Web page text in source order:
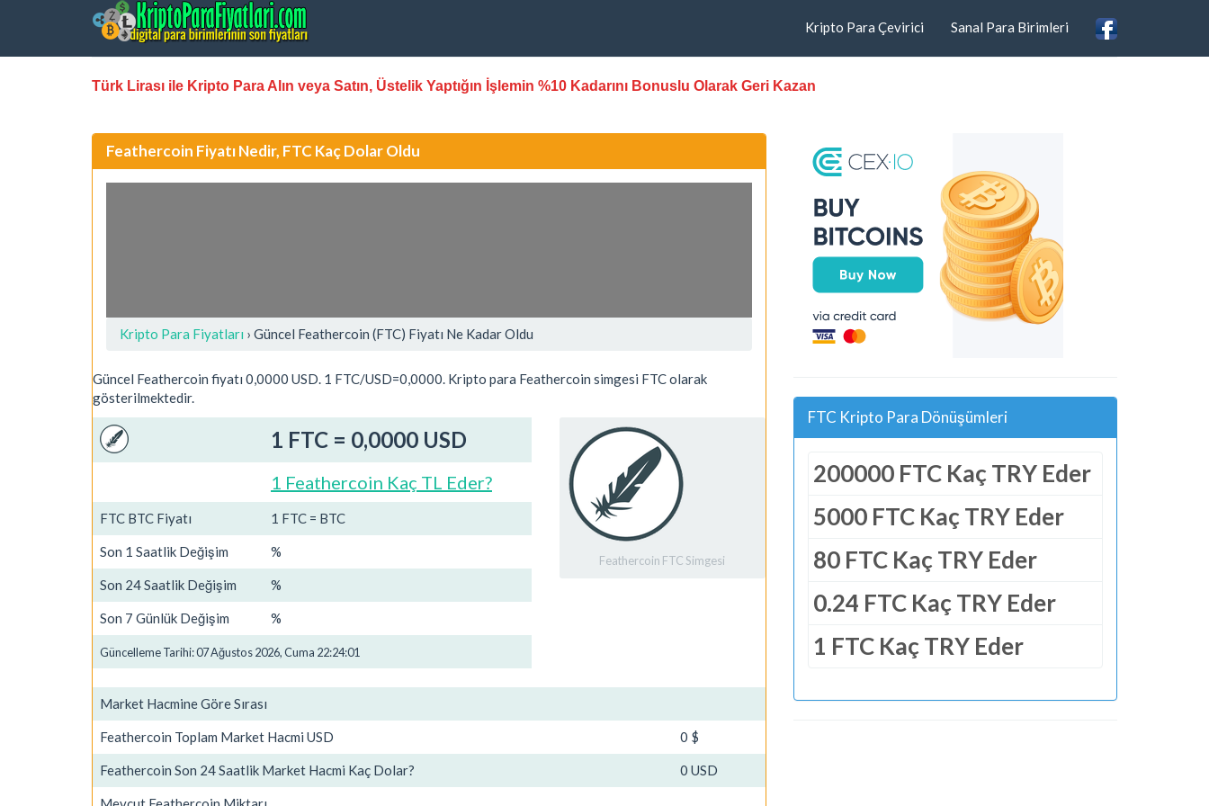
Kripto Para Çevirici Sanal Para Birimleri
Türk Lirası ile Kripto Para Alın veya Satın, Üstelik Yaptığın İşlemin %10 Kadarını Bonuslu Olarak Geri Kazan
Feathercoin Fiyatı Nedir, FTC Kaç Dolar Oldu
Kripto Para Fiyatları › Güncel Feathercoin (FTC) Fiyatı Ne Kadar Oldu
Güncel Feathercoin fiyatı 0,0000 USD. 1 FTC/USD=0,0000. Kripto para Feathercoin simgesi FTC olarak
gösterilmektedir.
1 FTC = 0,0000 USD
1 Feathercoin Kaç TL Eder?
FTC BTC Fiyatı 1 FTC = BTC
Son 1 Saatlik Değişim %
Son 24 Saatlik Değişim %
Son 7 Günlük Değişim %
Güncelleme Tarihi: 07 Ağustos 2026, Cuma 22:24:01
Feathercoin FTC Simgesi
Market Hacmine Göre Sırası
Feathercoin Toplam Market Hacmi USD 0 $
Feathercoin Son 24 Saatlik Market Hacmi Kaç Dolar? 0 USD
FTC Kripto Para Dönüşümleri
200000 FTC Kaç TRY Eder
5000 FTC Kaç TRY Eder
80 FTC Kaç TRY Eder
0.24 FTC Kaç TRY Eder
1 FTC Kaç TRY Eder